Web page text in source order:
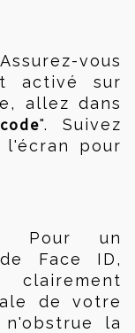
vous
activé sur
allez dans
". Suivez
pour
Pour un
Face ID,
de votre
la